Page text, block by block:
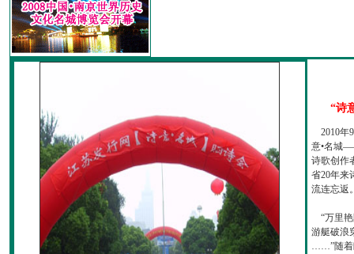
“诗
2010年
意•名城
诗歌创作
省20年来
流连忘返
“万里艳
游艇破浪
……”随着